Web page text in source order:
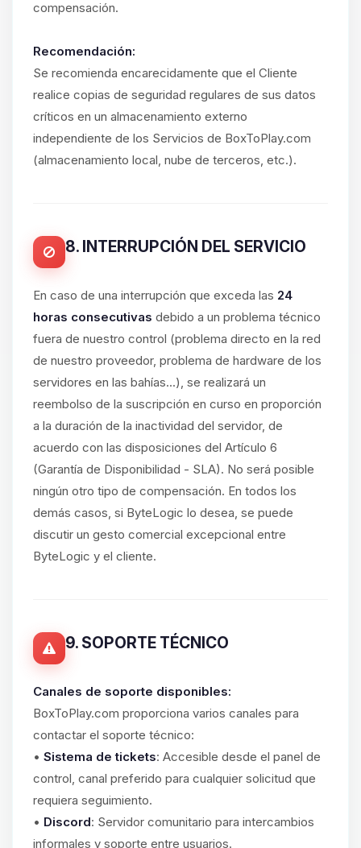
compensación.
Recomendación:
Se recomienda encarecidamente que el Cliente
realice copias de seguridad regulares de sus datos
críticos en un almacenamiento externo
independiente de los Servicios de BoxToPlay.com
(almacenamiento local, nube de terceros, etc.).
8. INTERRUPCIÓN DEL SERVICIO
En caso de una interrupción que exceda las 24
horas consecutivas debido a un problema técnico
fuera de nuestro control (problema directo en la red
de nuestro proveedor, problema de hardware de los
servidores en las bahías...), se realizará un
reembolso de la suscripción en curso en proporción
a la duración de la inactividad del servidor, de
acuerdo con las disposiciones del Artículo 6
(Garantía de Disponibilidad - SLA). No será posible
ningún otro tipo de compensación. En todos los
demás casos, si ByteLogic lo desea, se puede
discutir un gesto comercial excepcional entre
ByteLogic y el cliente.
9. SOPORTE TÉCNICO
Canales de soporte disponibles:
BoxToPlay.com proporciona varios canales para
contactar el soporte técnico:
• Sistema de tickets: Accesible desde el panel de
control, canal preferido para cualquier solicitud que
requiera seguimiento.
• Discord: Servidor comunitario para intercambios
informales y soporte entre usuarios.